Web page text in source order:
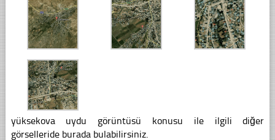
yüksekova uydu görüntüsü konusu ile ilgili diğer
görselleride burada bulabilirsiniz.